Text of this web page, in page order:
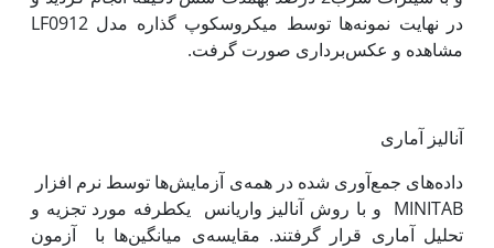
در نهایت نمونه‌ها توسط میکروسکوپ گذاره مدل LF0912
مشاهده و عکس‌برداری صورت گرفت.
آنالیز آماری
داده‌های جمع‌آوری شده در همه‌ی آزمایش‌ها توسط نرم افزار
MINITAB و با روش آنالیز واریانس یک‫طرفه مورد تجزیه و
تحلیل آماری قرار گرفتند. مقایسه‌ی میانگین‌ها با آزمون